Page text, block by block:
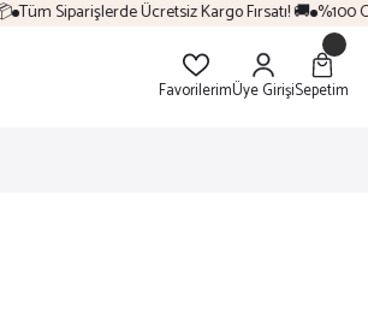
Tüm Siparişlerde Ücretsiz Kargo Fırsatı! 🚚 %100
FavorilerimÜye GirişiSepetim